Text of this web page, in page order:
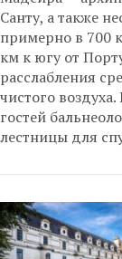
Санту, а также
примерно в 700
км к югу от
расслабления
чистого
гостей
лестницы для